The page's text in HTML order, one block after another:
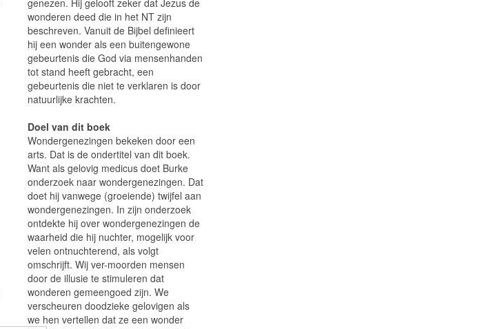
genezen. Hij gelooft zeker dat Jezus de
wonderen deed die in het NT zijn
beschreven. Vanuit de Bijbel definieert
hij een wonder als een buitengewone
gebeurtenis die God via mensenhanden
tot stand heeft gebracht, een
gebeurtenis die niet te verklaren is door
natuurlijke krachten.
Doel van dit boek
Wondergenezingen bekeken door een
arts. Dat is de ondertitel van dit boek.
Want als gelovig medicus doet Burke
onderzoek naar wondergenezingen. Dat
doet hij vanwege (groeiende) twijfel aan
wondergenezingen. In zijn onderzoek
ontdekte hij over wondergenezingen de
waarheid die hij nuchter, mogelijk voor
velen ontnuchterend, als volgt
omschrijft. Wij ver-moorden mensen
door de illusie te stimuleren dat
wonderen gemeengoed zijn. We
verscheuren doodzieke gelovigen als
we hen vertellen dat ze een wonder